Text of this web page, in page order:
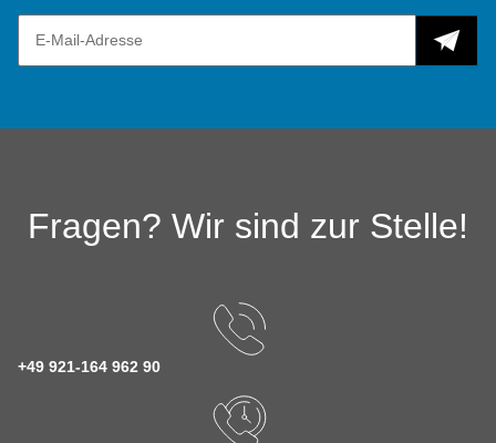
Fragen? Wir sind zur Stelle!
+49 921-164 962 90